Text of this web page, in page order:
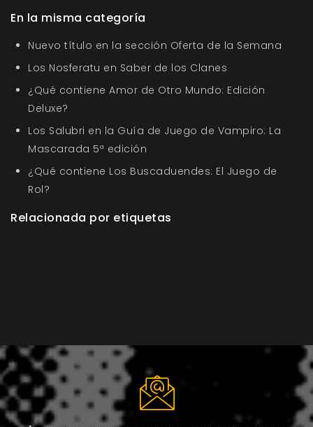
En la misma categoría
Nuevo título en la sección Oferta de la Semana
Los Nosferatu en Saber de los Clanes
¿Qué contiene Amor de Otro Mundo: Edición
Deluxe?
Los Salubri en la Guía de Juego de Vampiro: La
Mascarada 5ª edición
¿Qué contiene Los Buscaduendes: El Juego de
Rol?
Relacionada por etiquetas